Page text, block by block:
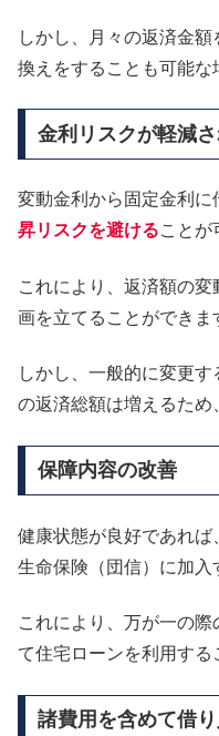
しかし、月々の返済金
換えをすることも可能な
金利リスクが軽減
変動金利から固定金利に
昇リスクを避けることが
これにより、返済額の
画を立てることができま
しかし、一般的に変更
の返済総額は増えるため
保障内容の改善
健康状態が良好であれば
生命保険（団信）に加入
これにより、万が一の
て住宅ローンを利用する
諸費用を含めて借